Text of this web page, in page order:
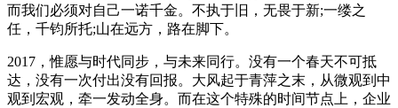
而我们必须对自己一诺千金。不执于旧，无畏于新;一缕之
任，千钧所托;山在远方，路在脚下。
2017，惟愿与时代同步，与未来同行。没有一个春天不可抵
达，没有一次付出没有回报。大风起于青萍之末，从微观到中
观到宏观，牵一发动全身。而在这个特殊的时间节点上，企业